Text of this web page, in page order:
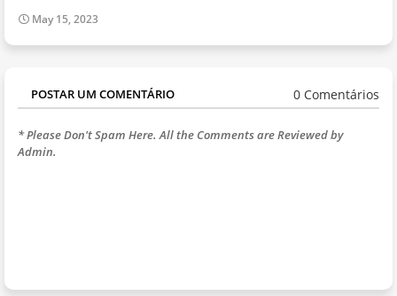
May 15, 2023
POSTAR UM COMENTÁRIO 0 Comentários
* Please Don't Spam Here. All the Comments are Reviewed by
Admin.